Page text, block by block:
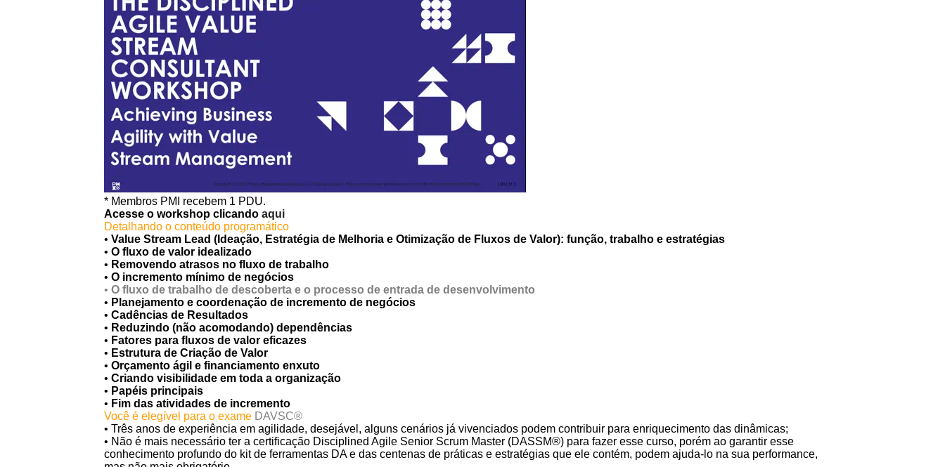
* Membros PMI recebem 1 PDU.
Acesse o workshop clicando aqui
Detalhando o conteúdo programático
• Value Stream Lead (Ideação, Estratégia de Melhoria e Otimização de Fluxos de Valor): função, trabalho e estratégias
• O fluxo de valor idealizado
• Removendo atrasos no fluxo de trabalho
• O incremento mínimo de negócios
• O fluxo de trabalho de descoberta e o processo de entrada de desenvolvimento
• Planejamento e coordenação de incremento de negócios
• Cadências de Resultados
• Reduzindo (não acomodando) dependências
• Fatores para fluxos de valor eficazes
• Estrutura de Criação de Valor
• Orçamento ágil e financiamento enxuto
• Criando visibilidade em toda a organização
• Papéis principais
• Fim das atividades de incremento
Você é elegível para o exame DAVSC®
• Três anos de experiência em agilidade, desejável, alguns cenários já vivenciados podem contribuir para enriquecimento das dinâmicas;
• Não é mais necessário ter a certificação Disciplined Agile Senior Scrum Master (DASSM®) para fazer esse curso, porém ao garantir esse
conhecimento profundo do kit de ferramentas DA e das centenas de práticas e estratégias que ele contém, podem ajuda-lo na sua performance,